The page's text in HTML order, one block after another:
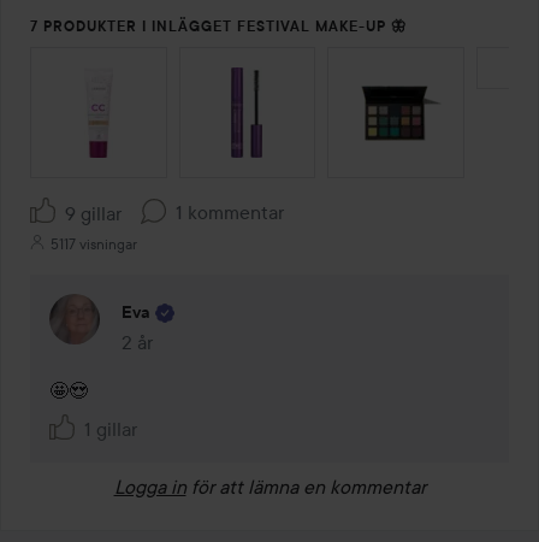
7 PRODUKTER I INLÄGGET FESTIVAL MAKE-UP 🦋
HOPPA ÖVER SEKTIONEN
9 gillar 1 kommentar
5117 visningar
Eva
2 år
Kommentaren lades 2 år
🤩😍
1 gillar
Logga in för att lämna en kommentar